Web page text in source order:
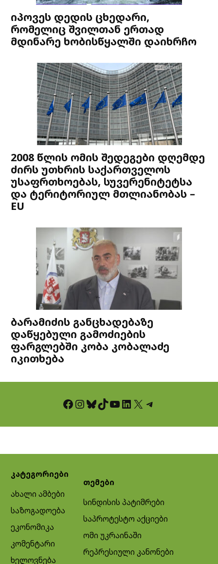
იპოვეს დედის ცხედარი,
რომელიც შვილთან ერთად
მდინარე ხობისწყალში დაიხრჩო
2008 წლის ომის შედეგები დღემდე
ძირს უთხრის საქართველოს
უსაფრთხოებას, სუვერენიტეტსა
და ტერიტორიულ მთლიანობას –
EU
ბარამიძის განცხადებაზე
დაწყებული გამოძიების
ფარგლებში კობა კობალაძე
იკითხება
Facebook InstagramBluesky TikTok YouTube LinkedIn X Telegram
კატეგორიები
ახალი ამბები
საზოგადოება
ეკონომიკა
კომენტარი
ხელოვნება
თემები
სინდისის პატიმრები
საპროტესტო აქციები
ომი უკრაინაში
რეპრესიული კანონები